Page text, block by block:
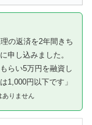
の返済を2年間きち
申し込みました。
らい5万円を融資し
1,000円以下です」
りません